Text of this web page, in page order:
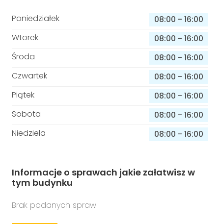
Poniedziałek 08:00 - 16:00
Wtorek
08:00 - 16:00
Środa
08:00 - 16:00
Czwartek
08:00 - 16:00
Piątek
08:00 - 16:00
Sobota
08:00 - 16:00
Niedziela
08:00 - 16:00
Informacje o sprawach jakie załatwisz w
tym budynku
Brak podanych spraw